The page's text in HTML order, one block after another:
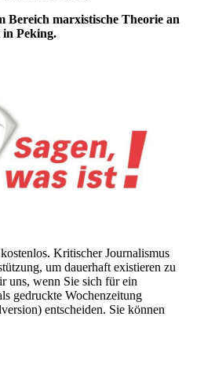
Bereich marxistische Theorie an
Peking.
Kritischer Journalismus
um dauerhaft existieren zu
uns, wenn Sie sich für ein
gedruckte Wochenzeitung
entscheiden. Sie können